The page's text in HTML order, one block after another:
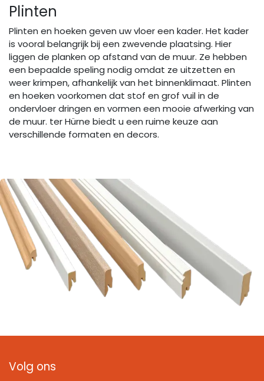
Plinten
Plinten en hoeken geven uw vloer een kader. Het kader
is vooral belangrijk bij een zwevende plaatsing. Hier
liggen de planken op afstand van de muur. Ze hebben
een bepaalde speling nodig omdat ze uitzetten en
weer krimpen, afhankelijk van het binnenklimaat. Plinten
en hoeken voorkomen dat stof en grof vuil in de
ondervloer dringen en vormen een mooie afwerking van
de muur. ter Hürne biedt u een ruime keuze aan
verschillende formaten en decors.
Volg ons